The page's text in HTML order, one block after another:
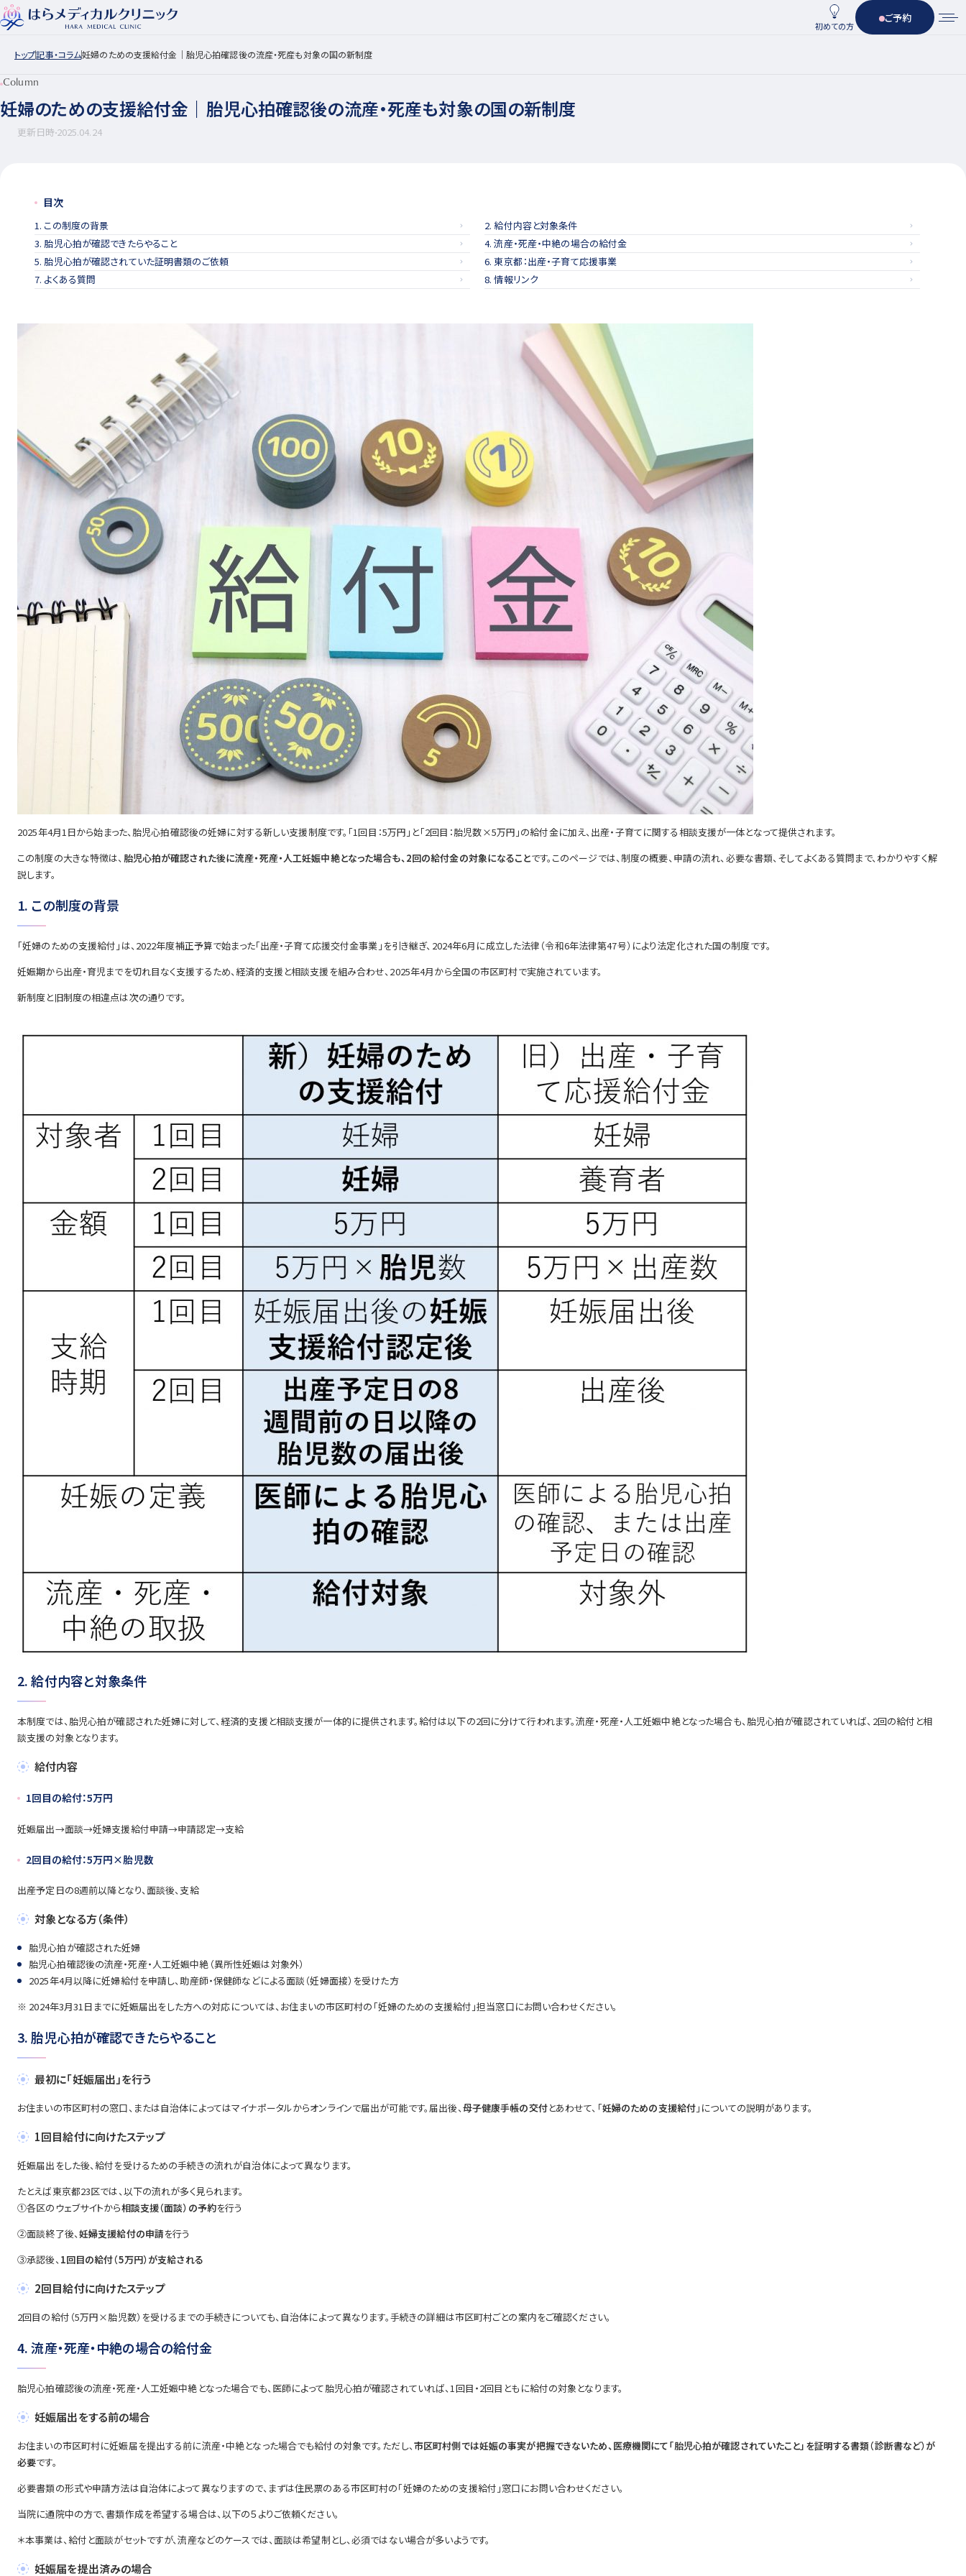
初めての方
ご予約
トップ記事・コラム妊婦のための支援給付金｜胎児心拍確認後の流産・死産も対象の国の新制度
Column
妊婦のための支援給付金｜胎児心拍確認後の流産・死産も対象の国の新制度
更新日時2025.04.24
目次
1. この制度の背景
2. 給付内容と対象条件
3. 胎児心拍が確認できたらやること
4. 流産・死産・中絶の場合の給付金
5. 胎児心拍が確認されていた証明書類のご依頼
6. 東京都：出産・子育て応援事業
7. よくある質問
8. 情報リンク
2025年4月1日から始まった、胎児心拍確認後の妊婦に対する新しい支援制度です。「1回目：5万円」と「2回目：胎児数×5万円」の給付金に加え、出産・子育てに関する相談支援が一体となって提供されます。
この制度の大きな特徴は、胎児心拍が確認された後に流産・死産・人工妊娠中絶となった場合も、2回の給付金の対象になることです。このページでは、制度の概要、申請の流れ、必要な書類、そしてよくある質問まで、わかりやすく解
説します。
1. この制度の背景
「妊婦のための支援給付」は、2022年度補正予算で始まった「出産・子育て応援交付金事業」を引き継ぎ、2024年6月に成立した法律（令和6年法律第47号）により法定化された国の制度です。
妊娠期から出産・育児までを切れ目なく支援するため、経済的支援と相談支援を組み合わせ、2025年4月から全国の市区町村で実施されています。
新制度と旧制度の相違点は次の通りです。
2. 給付内容と対象条件
本制度では、胎児心拍が確認された妊婦に対して、経済的支援と相談支援が一体的に提供されます。給付は以下の2回に分けて行われます。流産・死産・人工妊娠中絶となった場合も、胎児心拍が確認されていれば、2回の給付と相
談支援の対象となります。
給付内容
1回目の給付：5万円
妊娠届出→面談→妊婦支援給付申請→申請認定→支給
2回目の給付：5万円×胎児数
出産予定日の8週前以降となり、面談後、支給
対象となる方（条件）
胎児心拍が確認された妊婦
胎児心拍確認後の流産・死産・人工妊娠中絶（異所性妊娠は対象外）
2025年4月以降に妊婦給付を申請し、助産師・保健師などによる面談（妊婦面接）を受けた方
※ 2024年3月31日までに妊娠届出をした方への対応については、お住まいの市区町村の「妊婦のための支援給付」担当窓口にお問い合わせください。
3. 胎児心拍が確認できたらやること
最初に「妊娠届出」を行う
お住まいの市区町村の窓口、または自治体によってはマイナポータルからオンラインで届出が可能です。届出後、母子健康手帳の交付とあわせて、「妊婦のための支援給付 」についての説明があります。
1回目給付に向けたステップ
妊娠届出をした後、給付を受けるための手続きの流れが自治体によって異なります。
たとえば東京都23区では、以下の流れが多く見られます。
①各区のウェブサイトから相談支援（面談）の予約を行う
②面談終了後、妊婦支援給付の申請を行う
③承認後、1回目の給付（5万円）が支給される
2回目給付に向けたステップ
2回目の給付（5万円×胎児数）を受けるまでの手続きについても、自治体によって異なります。手続きの詳細は市区町村ごとの案内をご確認ください。
4. 流産・死産・中絶の場合の給付金
胎児心拍確認後の流産・死産・人工妊娠中絶となった場合でも、医師によって胎児心拍が確認されていれば、1回目・2回目ともに給付の対象となります。
妊娠届出をする前の場合
お住まいの市区町村に妊娠届を提出する前に流産・中絶となった場合でも給付の対象です。ただし、市区町村側では妊娠の事実が把握できないため、医療機関にて「胎児心拍が確認されていたこと」を証明する書類（診断書など）が
必要です。
必要書類の形式や申請方法は自治体によって異なりますので、まずは住民票のある市区町村の「妊婦のための支援給付」窓口にお問い合わせください。
当院に通院中の方で、書類作成を希望する場合は、以下の５よりご依頼ください。
＊本事業は、給付と面談がセットですが、流産などのケースでは、面談は希望制とし、必須ではない場合が多いようです。
妊娠届を提出済みの場合